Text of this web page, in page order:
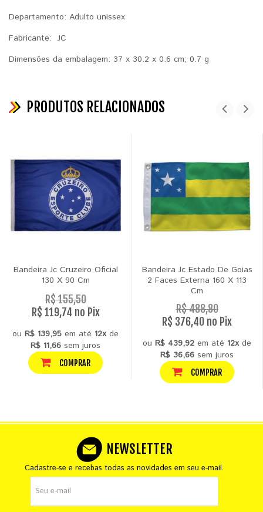
Departamento: ‎Adulto unissex
Fabricante: ‎JC
Dimensões da embalagem: ‎37 x 30.2 x 0.6 cm; 0.7 g
PRODUTOS RELACIONADOS
Bandeira Jc Cruzeiro Oficial
130 X 90 Cm
R$ 155,50
R$ 119,74 no Pix
ou R$ 139,95 em até 12xde
R$ 11,66 sem juros
COMPRAR
Bandeira Jc Estado De Goias
2 Faces Externa 160 X 113
Cm
R$ 488,80
R$ 376,40 no Pix
ou R$ 439,92 em até 12xde
R$ 36,66 sem juros
COMPRAR
NEWSLETTER
Cadastre-se e recebas todas as novidades em seu e-mail.